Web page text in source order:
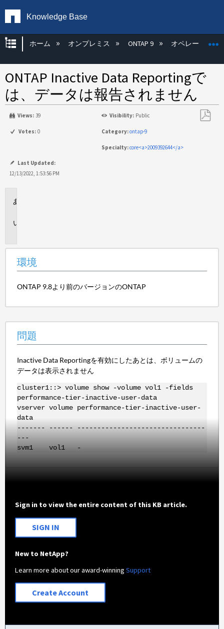
Knowledge Base
グローバル階層を展開/折りたたむ
ホーム オンプレミス ONTAP 9 オペレーティン
ONTAP Inactive Data Reportingで
は、データは報告されません
Views: 39 Visibility: Public
Votes: 0 Category:ontap-9
Specialty:core<a>2009392644</a>
Last Updated:
12/13/2022, 1:53:56 PM
環境
ONTAP 9.8より前のバージョンのONTAP
問題
Inactive Data Reportingを有効にしたあとは、ボリュームの
データは表示されません
cluster1::> volume show -volume vol1 -fields
performance-tier-inactive-user-data
vserver volume performance-tier-inactive-user-
data
------- ------ --------------------------------
---
svm1 vol1 -
Sign in to view the entire content of this KB article.
SIGN IN
New to NetApp?
Learn more about our award-winningSupport
Create Account